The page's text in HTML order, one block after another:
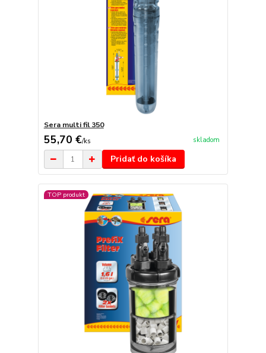
Sera multi fil 350
55,70 €/ks skladom
Pridať do košíka
TOP produkt